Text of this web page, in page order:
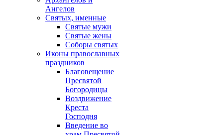
Ангелов
Святых, именные
Святые мужи
Святые жены
Соборы святых
Иконы православных
праздников
Благовещение
Пресвятой
Богородицы
Воздвижение
Креста
Господня
Введение во